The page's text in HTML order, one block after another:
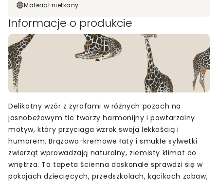
Materiał nietkany
Informacje o produkcie
Delikatny wzór z żyrafami w różnych pozach na
jasnobeżowym tle tworzy harmonijny i powtarzalny
motyw, który przyciąga wzrok swoją lekkością i
humorem. Brązowo-kremowe łaty i smukłe sylwetki
zwierząt wprowadzają naturalny, ziemisty klimat do
wnętrza. Ta tapeta ścienna doskonale sprawdzi się w
pokojach dziecięcych, przedszkolach, kącikach zabaw,